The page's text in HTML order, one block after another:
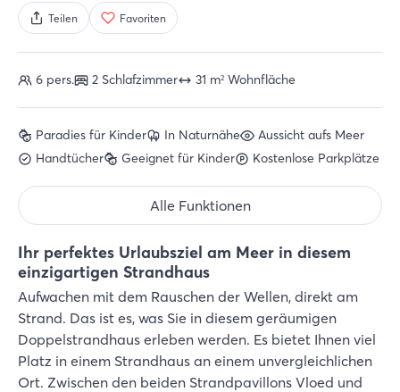
Teilen Favoriten
Ihr perfektes Urlaubsziel am Meer in diesem
einzigartigen Strandhaus
Aufwachen mit dem Rauschen der Wellen, direkt am
Strand. Das ist es, was Sie in diesem geräumigen
Doppelstrandhaus erleben werden. Es bietet Ihnen viel
Platz in einem Strandhaus an einem unvergleichlichen
Ort. Zwischen den beiden Strandpavillons Vloed und
Paradies für Kinder In Naturnähe
Aussicht aufs Meer
Handtücher
Geeignet für Kinder Kostenlose Parkplätze
Alle Funktionen
6 pers. 2 Schlafzimmer 31 m² Wohnfläche